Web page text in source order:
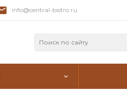
info@central-bistro.ru